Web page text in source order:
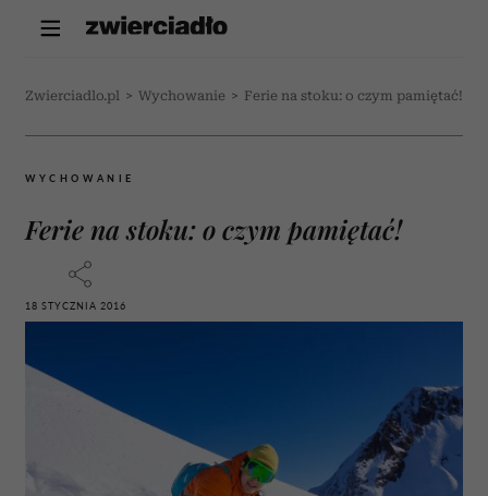
Zwierciadlo.pl > Wychowanie > Ferie na stoku: o czym pamiętać!
WYCHOWANIE
Ferie na stoku: o czym pamiętać!
18 STYCZNIA 2016